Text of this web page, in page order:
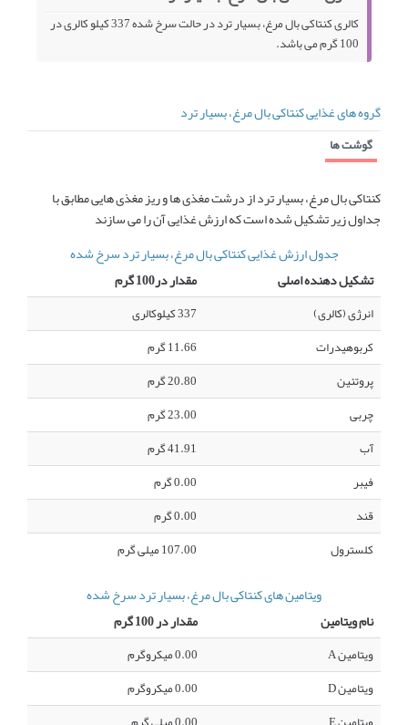
کالری کنتاکی بال مرغ، بسیار ترد در حالت سرخ شده 337 کیلو کالری در
100 گرم می باشد.
گروه های غذایی کنتاکی بال مرغ، بسیار ترد
گوشت ها
کنتاکی بال مرغ، بسیار ترد از درشت مغذی ها و ریز مغذی هایی مطابق با
جداول زیر تشکیل شده است که ارزش غذایی آن را می سازند
جدول ارزش غذایی کنتاکی بال مرغ، بسیار ترد سرخ شده
تشکیل دهنده اصلی
مقدار در100 گرم
انرژی (کالری)
337 کیلوکالری
کربوهیدرات
11.66 گرم
پروتئین
20.80 گرم
چربی
23.00 گرم
آب
41.91 گرم
فیبر
0.00 گرم
قند
0.00 گرم
کلسترول
107.00 میلی گرم
ویتامین های کنتاکی بال مرغ، بسیار ترد سرخ شده
نام ویتامین
مقدار در 100 گرم
ویتامین A
0.00 میکروگرم
ویتامین D
0.00 میکروگرم